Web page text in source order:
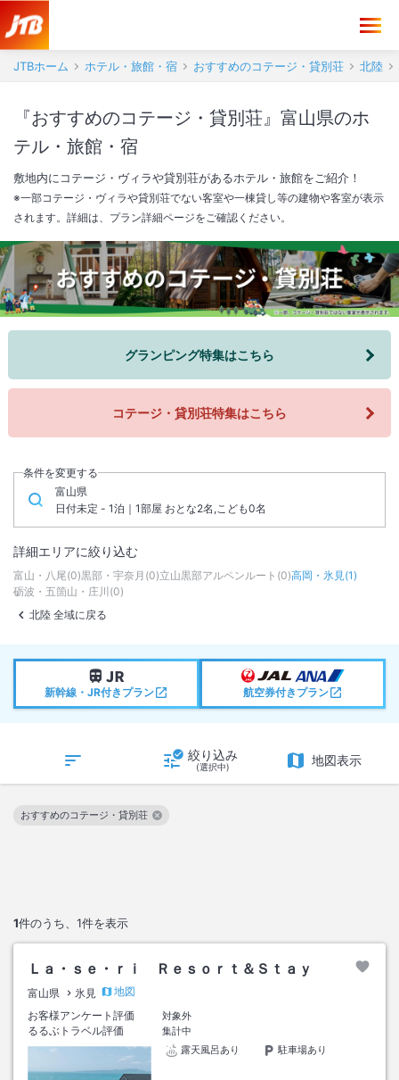
JTBホーム ホテル・旅館・宿 おすすめのコテージ・貸別荘 北陸
『おすすめのコテージ・貸別荘』富山県のホ
テル・旅館・宿
敷地内にコテージ・ヴィラや貸別荘があるホテル・旅館をご紹介！
※一部コテージ・ヴィラや貸別荘でない客室や一棟貸し等の建物や客室が表示
されます。詳細は、プラン詳細ページをご確認ください。
コテージ・貸別荘特集はこちら
グランピング特集はこちら
条件を変更する
富山県
日付未定 - 1泊｜1部屋 おとな2名,こども0名
詳細エリアに絞り込む
富山・八尾(0)黒部・宇奈月 (0)立山黒部アルペンルート (0)高岡・氷見(1)
砺波・五箇山・庄川 (0)
北陸 全域に戻る
新幹線・JR付きプラン 航空券付きプラン
絞り込み
(選択中) 地図表示
1件のうち、 1件を表示
おすすめのコテージ・貸別荘
この絞り込み条件を解除
Ｌａ・ｓｅ・ｒｉ Ｒｅｓｏｒｔ＆Ｓｔａｙ
富山県 氷見
地図
お客様アンケート評価
対象外
るるぶトラベル評価
集計中
露天風呂あり
駐車場あり